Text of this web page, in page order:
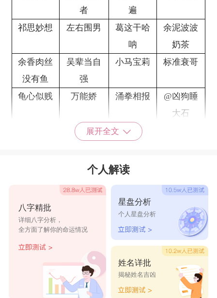
者
遍
祁思妙想 左右围男
葛这干哈
呐
余泥波波
奶茶
余香肉丝
没有鱼
吴辈当自
强
小马宝莉 标准衰哥
龟心似贱 万能娇 涌拳相报
@凶狗睡
大石
烟烟一吸 B上梁山
砖为你留 撸至呻
神啊,赐个
我的同桌
有煞气
纯天然绿
高端沙雕的网名
后会有妻
金童欲女 丑疤怪
武林萌主
王者龟来
强煎鸡蛋
孤肾一人
情比金贱
大宝宝天天
贱
牛郎侄女
展开全文
个人解读
八字精批
详细八字分析，
全方面了解你的命运情况
星盘分析
个人星盘分析
姓名详批
揭秘姓名吉凶